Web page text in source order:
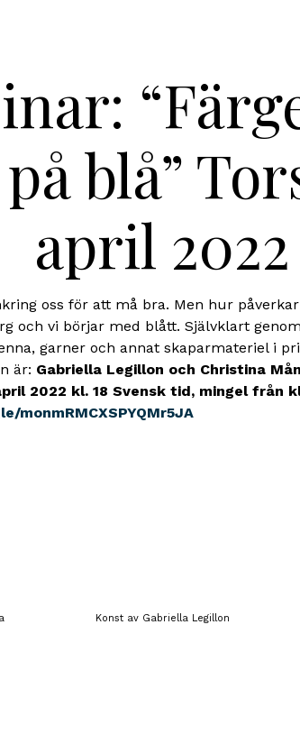
blå”
april 2022
oss för att må bra. Men hur
och vi börjar med blått. Självklart
garner och annat skaparmateriel i
är: Gabriella Legillon och Christina
2022 kl. 18 Svensk tid, mingel från
monmRMCXSPYQMr5JA
Konst av Gabriella Legillon